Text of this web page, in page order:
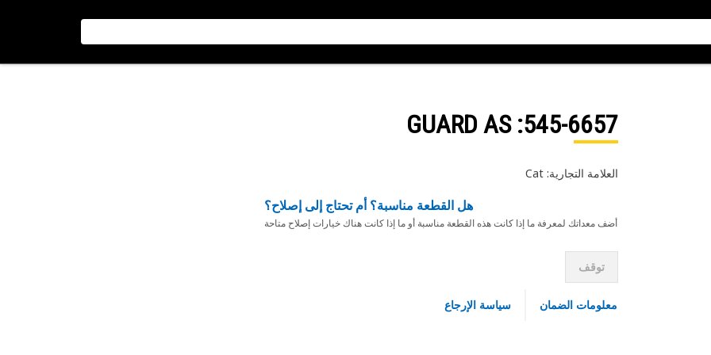
545-6657
: GUARD AS
العلامة التجارية: Cat
هل القطعة مناسبة؟ أم تحتاج إلى إصلاح؟
أضف معداتك لمعرفة ما إذا كانت هذه القطعة مناسبة أو ما إذا كانت هناك خيارات إصلاح متاحة
توقف
معلومات الضمان سياسة الإرجاع